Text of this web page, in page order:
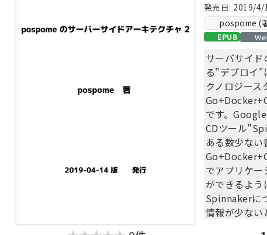
発売日: 2019/4/
pospome (
EPUB
サーバサイ
る"デプロイ"
クノロジース
です。
CDツール
ある数少ない
でアプリケー
ができるよう
Spinnakerに
情報が少な